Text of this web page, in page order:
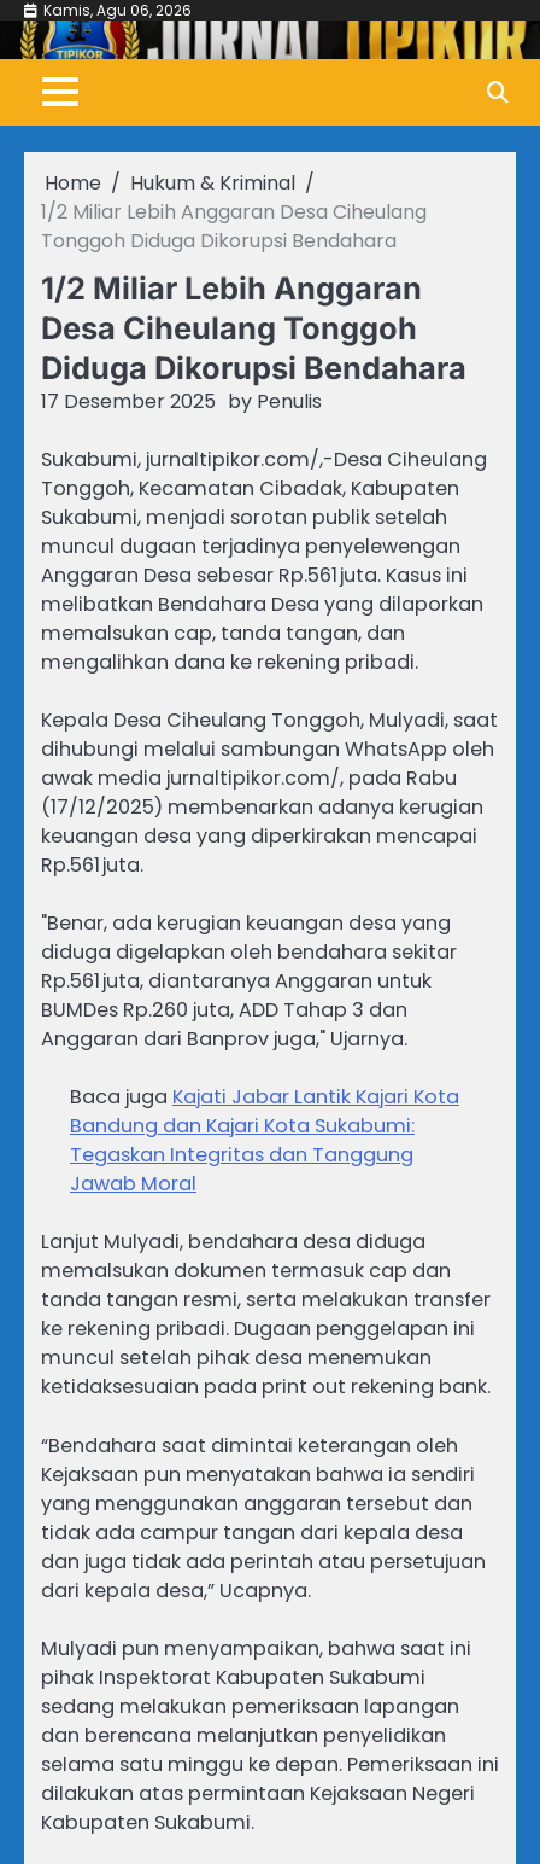
Skip
content
Kamis, Agu 06, 2026
Home
Hukum & Kriminal
1/2 Miliar Lebih Anggaran Desa Ciheulang
Tonggoh Diduga Dikorupsi Bendahara
1/2 Miliar Lebih Anggaran
Desa Ciheulang Tonggoh
Diduga Dikorupsi Bendahara
17 Desember 2025 by Penulis
Sukabumi, jurnaltipikor.com/,-Desa Ciheulang
Tonggoh, Kecamatan Cibadak, Kabupaten
Sukabumi, menjadi sorotan publik setelah
muncul dugaan terjadinya penyelewengan
Anggaran Desa sebesar Rp.561 juta. Kasus ini
melibatkan Bendahara Desa yang dilaporkan
memalsukan cap, tanda tangan, dan
mengalihkan dana ke rekening pribadi.
Kepala Desa Ciheulang Tonggoh, Mulyadi, saat
dihubungi melalui sambungan WhatsApp oleh
awak media jurnaltipikor.com/, pada Rabu
(17/12/2025) membenarkan adanya kerugian
keuangan desa yang diperkirakan mencapai
Rp.561 juta.
"Benar, ada kerugian keuangan desa yang
diduga digelapkan oleh bendahara sekitar
Rp.561 juta, diantaranya Anggaran untuk
BUMDes Rp.260 juta, ADD Tahap 3 dan
Anggaran dari Banprov juga," Ujarnya.
Baca juga Kajati Jabar Lantik Kajari Kota
Bandung dan Kajari Kota Sukabumi:
Tegaskan Integritas dan Tanggung
Jawab Moral
Lanjut Mulyadi, bendahara desa diduga
memalsukan dokumen termasuk cap dan
tanda tangan resmi, serta melakukan transfer
ke rekening pribadi. Dugaan penggelapan ini
muncul setelah pihak desa menemukan
ketidaksesuaian pada print out rekening bank.
“Bendahara saat dimintai keterangan oleh
Kejaksaan pun menyatakan bahwa ia sendiri
yang menggunakan anggaran tersebut dan
tidak ada campur tangan dari kepala desa
dan juga tidak ada perintah atau persetujuan
dari kepala desa,” Ucapnya.
Mulyadi pun menyampaikan, bahwa saat ini
pihak Inspektorat Kabupaten Sukabumi
sedang melakukan pemeriksaan lapangan
dan berencana melanjutkan penyelidikan
selama satu minggu ke depan. Pemeriksaan ini
dilakukan atas permintaan Kejaksaan Negeri
Kabupaten Sukabumi.